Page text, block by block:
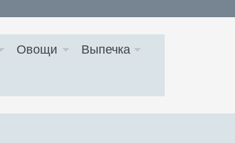
Овощи Выпечка